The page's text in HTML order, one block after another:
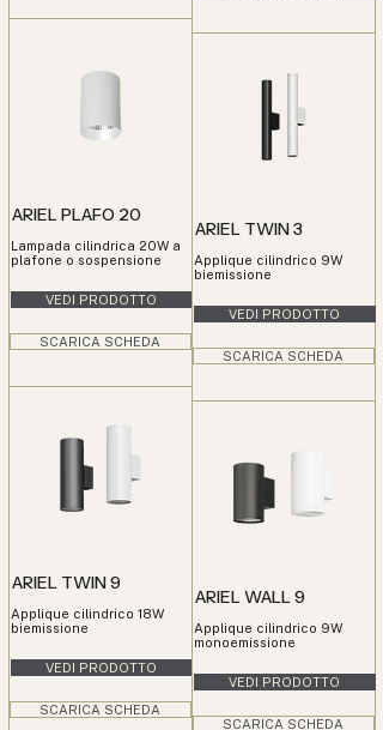
ARIEL PLAFO 20
Lampada cilindrica 20W a
plafone o sospensione
VEDI PRODOTTO
SCARICA SCHEDA
ARIEL TWIN 9
Applique cilindrico 18W
biemissione
VEDI PRODOTTO
SCARICA SCHEDA
ARIEL TWIN 3
Applique cilindrico 9W
biemissione
VEDI PRODOTTO
SCARICA SCHEDA
ARIEL WALL 9
Applique cilindrico 9W
monoemissione
VEDI PRODOTTO
SCARICA SCHEDA